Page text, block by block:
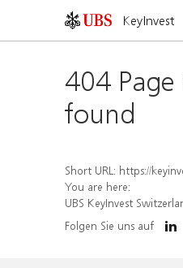
KeyInvest
404
found
Short URL: https://keyinvest-
You are here:
UBS KeyInvest
Folgen Sie uns auf